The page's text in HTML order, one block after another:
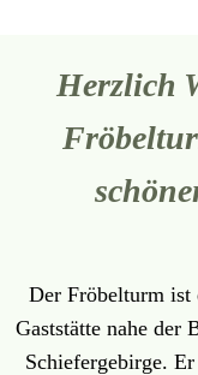
Herzlich
Der Fröbelturm ist
Gaststätte nahe der
Schiefergebirge.